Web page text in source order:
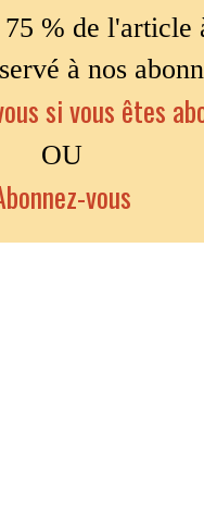
% de l'article
à nos
si vous êtes
OU
vous